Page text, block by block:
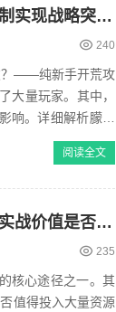
文明与征服中的朦胧钟摆效果究竟如何？如何巧妙运用这一机制实现战略突破？
240
？——纯新手开荒攻
响。详细解析朦胧
阅读全文
最强蜗牛大爆炸装备合成性价比究竟如何？深度解析其属性与实战价值是否值得投入资源
235
核心途径之一。其
值得投入大量资源